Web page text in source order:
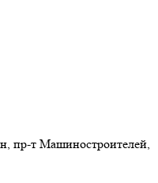
пр-т Машиностроителей,